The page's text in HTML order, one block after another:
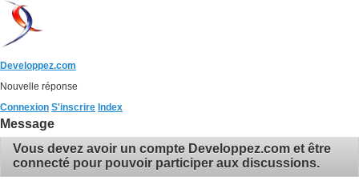
Developpez.com
Nouvelle réponse
Connexion S'inscrire Index
Message
Vous devez avoir un compte Developpez.com et être
connecté pour pouvoir participer aux discussions.